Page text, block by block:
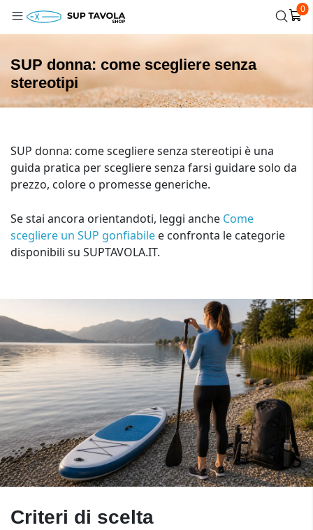
0
SUP donna: come scegliere senza
stereotipi
SUP donna: come scegliere senza stereotipi è una
guida pratica per scegliere senza farsi guidare solo da
prezzo, colore o promesse generiche.
Se stai ancora orientandoti, leggi anche Come
scegliere un SUP gonfiabile e confronta le categorie
disponibili su SUPTAVOLA.IT.
Criteri di scelta